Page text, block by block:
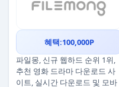
혜택:100,000P
파일몽, 신규 웹하드 순위 1위,
추천 영화 드라마 다운로드 사
이트, 실시간 다운로드 및 모바